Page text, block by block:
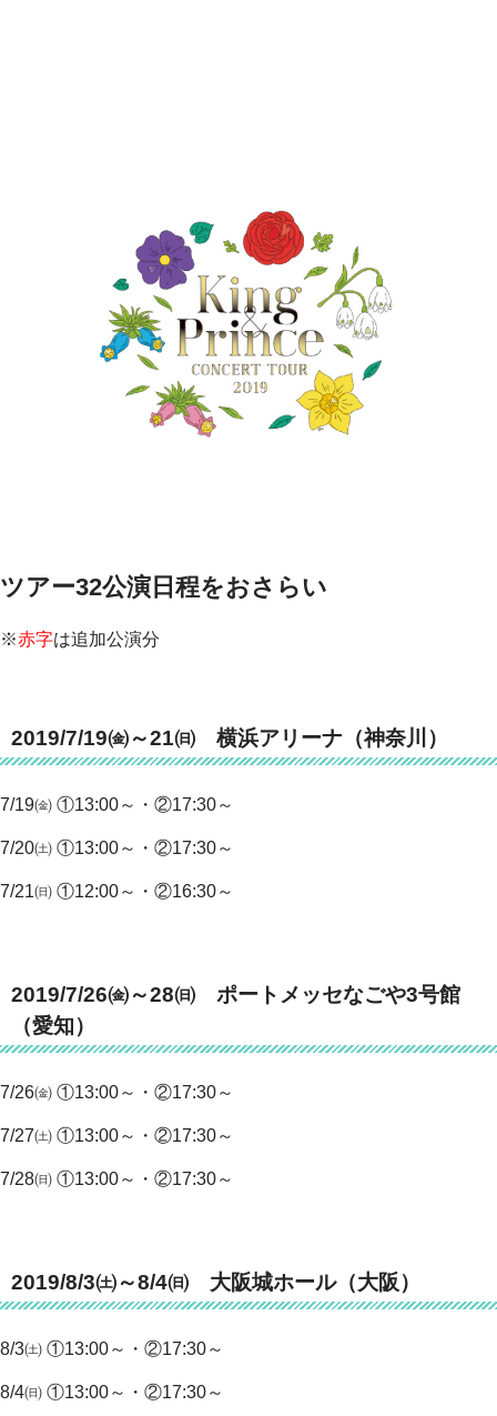
ツアー32公演日程をおさらい
※赤字は追加公演分
2019/7/19㈮～21㈰ 横浜アリーナ（神奈川）
7/19㈮ ①13:00～・②17:30～
7/20㈯ ①13:00～・②17:30～
7/21㈰ ①12:00～・②16:30～
2019/7/26㈮～28㈰ ポートメッセなごや3号館
（愛知）
7/26㈮ ①13:00～・②17:30～
7/27㈯ ①13:00～・②17:30～
7/28㈰ ①13:00～・②17:30～
2019/8/3㈯～8/4㈰ 大阪城ホール（大阪）
8/3㈯ ①13:00～・②17:30～
8/4㈰ ①13:00～・②17:30～